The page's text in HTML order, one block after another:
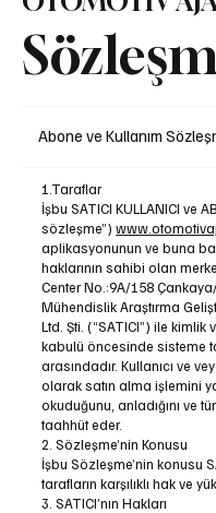
Abone ve Kullanım
1.Taraflar
İşbu SATICI KULLANICI ve
sözleşme”)
aplikasyonunun ve buna
haklarının sahibi olan
Center No.:9A/158
Mühendislik Araştırma
Ltd. Şti. (“SATICI”) ile
kabulü öncesinde sisteme
arasındadır. Kullanıcı ve
olarak satın alma işlemini
okuduğunu, anladığını ve
taahhüt eder.
2. Sözleşme’nin Konusu
İşbu Sözleşme’nin konusu
tarafların karşılıklı hak ve
3. SATICI’nın Hakları